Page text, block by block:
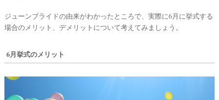
ジューンブライドの由来がわかったところで、実際に6月に挙式する
場合のメリット、デメリットについて考えてみましょう。
6月挙式のメリット
ペ
ー
ム